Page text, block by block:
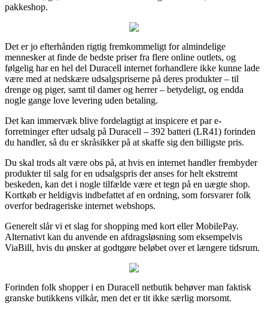
pakkeshop.
Det er jo efterhånden rigtig fremkommeligt for almindelige
mennesker at finde de bedste priser fra flere online outlets, og
følgelig har en hel del Duracell internet forhandlere ikke kunne lade
være med at nedskære udsalgspriserne på deres produkter – til
drenge og piger, samt til damer og herrer – betydeligt, og endda
nogle gange love levering uden betaling.
Det kan immervæk blive fordelagtigt at inspicere et par e-
forretninger efter udsalg på Duracell – 392 batteri (LR41) forinden
du handler, så du er skråsikker på at skaffe sig den billigste pris.
Du skal trods alt være obs på, at hvis en internet handler frembyder
produkter til salg for en udsalgspris der anses for helt ekstremt
beskeden, kan det i nogle tilfælde være et tegn på en uægte shop.
Kortkøb er heldigvis indbefattet af en ordning, som forsvarer folk
overfor bedrageriske internet webshops.
Generelt slår vi et slag for shopping med kort eller MobilePay.
Alternativt kan du anvende en afdragsløsning som eksempelvis
ViaBill, hvis du ønsker at godtgøre beløbet over et længere tidsrum.
Forinden folk shopper i en Duracell netbutik behøver man faktisk
granske butikkens vilkår, men det er tit ikke særlig morsomt.